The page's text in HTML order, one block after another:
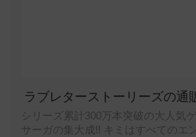
ラブレターストーリーズの通
シリーズ累計300万本突破の大人気
サーガの集大成!! キミはすべてのエ